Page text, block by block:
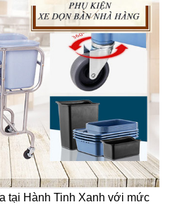
tại Hành Tinh Xanh với mức